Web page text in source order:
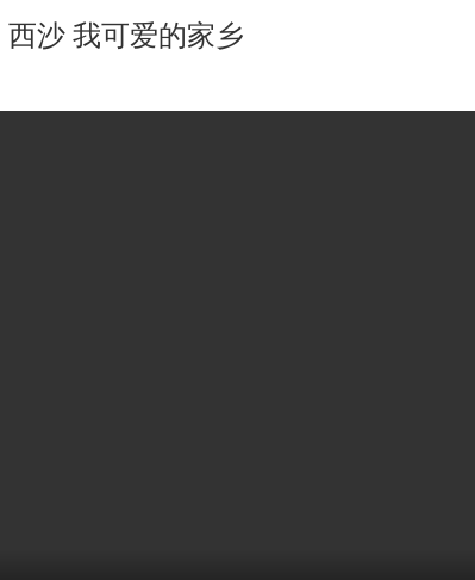
西沙 我可爱的家乡